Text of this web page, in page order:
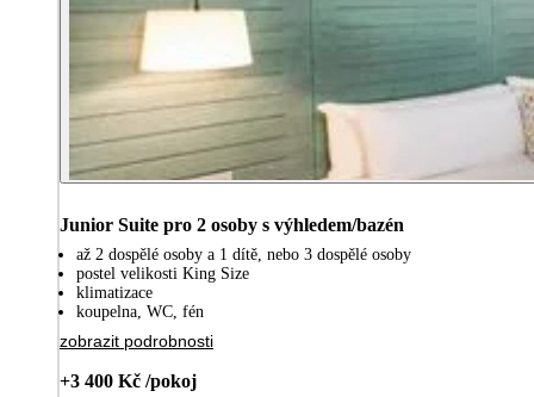
Junior Suite pro 2 osoby s výhledem/bazén
až 2 dospělé osoby a 1 dítě, nebo 3 dospělé osoby
postel velikosti King Size
klimatizace
koupelna, WC, fén
zobrazit podrobnosti
+3 400 Kč /pokoj